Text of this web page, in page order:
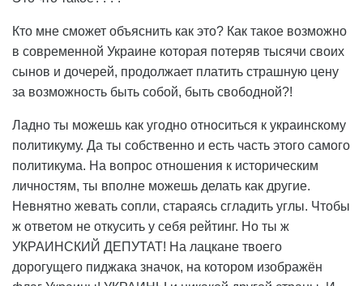
Кто мне сможет объяснить как это? Как такое возможно
в современной Украине которая потеряв тысячи своих
сынов и дочерей, продолжает платить страшную цену
за возможность быть собой, быть свободной?!
Ладно ты можешь как угодно относиться к украинскому
политикуму. Да ты собственно и есть часть этого самого
политикума. На вопрос отношения к историческим
личностям, ты вполне можешь делать как другие.
Невнятно жевать сопли, стараясь сгладить углы. Чтобы
ж ответом не откусить у себя рейтинг. Но ты ж
УКРАИНСКИЙ ДЕПУТАТ! На лацкане твоего
дорогущего пиджака значок, на котором изображён